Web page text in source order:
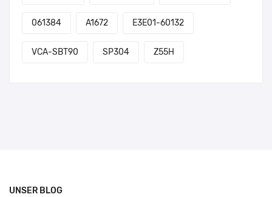
061384 A1672 E3E01-60132
VCA-SBT90 SP304 Z55H
UNSER BLOG